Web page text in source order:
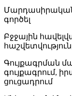
Մարդասիրական
գործել
Բջջային
Գույքագրման
գույքագրում,
ցուցադրում